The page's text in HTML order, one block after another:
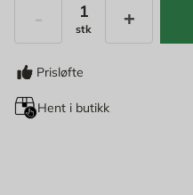
stk
Prisløfte
Hent i butikk